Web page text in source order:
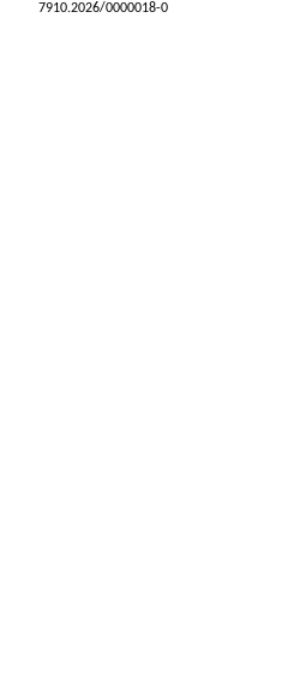
7910.2026/0000018-0